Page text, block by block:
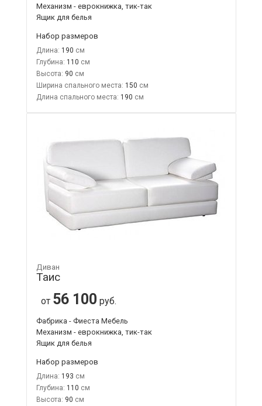
Механизм - еврокнижка, тик-так
Ящик для белья
Набор размеров
Длина: 190
Глубина: 110
Высота: 90
Ширина спального места: 150
Длина спального места: 190
Диван
Таис
от 56 100 руб.
Фабрика - Фиеста Мебель
Механизм - еврокнижка, тик-так
Ящик для белья
Набор размеров
Длина: 193
Глубина: 110
Высота: 90